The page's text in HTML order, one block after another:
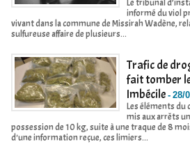
Le tribunal
informé du viol
vivant dans la commune de Missirah Wadène,
sulfureuse affaire de plusieurs...
Trafic de
fait tomber
Imbécile - 28/
Les éléments
mis aux arrêts
possession de 10 kg, suite à une traque de 8
d'une information reçue, ces limiers...